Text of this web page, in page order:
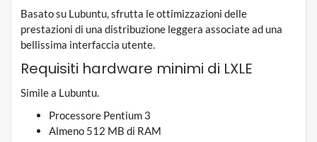
Basato su Lubuntu, sfrutta le ottimizzazioni delle
prestazioni di una distribuzione leggera associate ad una
bellissima interfaccia utente.
Requisiti hardware minimi di LXLE
Simile a Lubuntu.
Processore Pentium 3
Almeno 512 MB di RAM